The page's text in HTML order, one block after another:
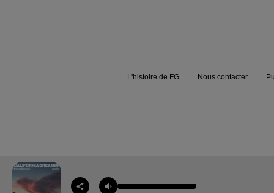
L'histoire de FG Nous contacter